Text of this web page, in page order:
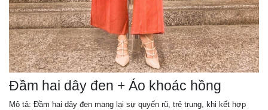
Đầm hai dây đen + Áo khoác hồng
Mô tả: Đầm hai dây đen mang lại sự quyến rũ, trẻ trung, khi kết hợp